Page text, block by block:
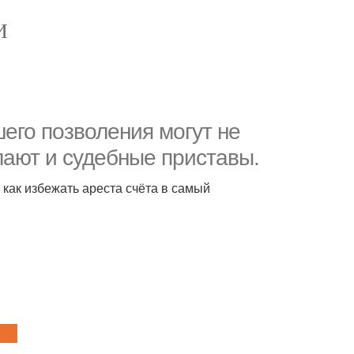
позволения могут не
и судебные приставы.
избежать ареста счёта в самый